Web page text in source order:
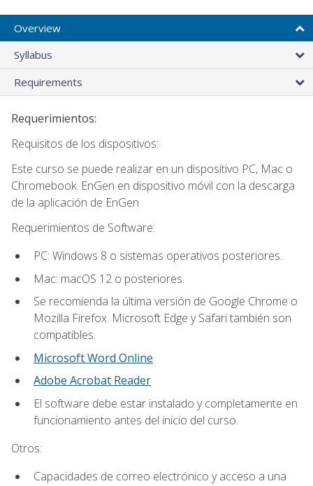
Overview
Syllabus
Requirements
Requerimientos:
Requisitos de los dispositivos:
Este curso se puede realizar en un dispositivo PC, Mac o
Chromebook. EnGen en dispositivo móvil con la descarga
de la aplicación de EnGen
Requerimientos de Software:
PC: Windows 8 o sistemas operativos posteriores.
Mac: macOS 12 o posteriores.
Se recomienda la última versión de Google Chrome o
Mozilla Firefox. Microsoft Edge y Safari también son
compatibles.
Microsoft Word Online
Adobe Acrobat Reader
El software debe estar instalado y completamente en
funcionamiento antes del inicio del curso.
Otros:
Capacidades de correo electrónico y acceso a una